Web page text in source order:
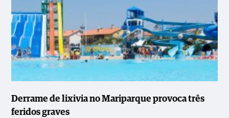
Derrame de lixivia no Mariparque provoca três
feridos graves